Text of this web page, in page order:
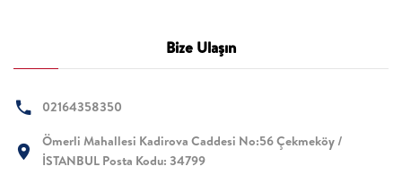
Bize Ulaşın
02164358350
Ömerli Mahallesi Kadirova Caddesi No:56 Çekmeköy /
İSTANBUL Posta Kodu: 34799